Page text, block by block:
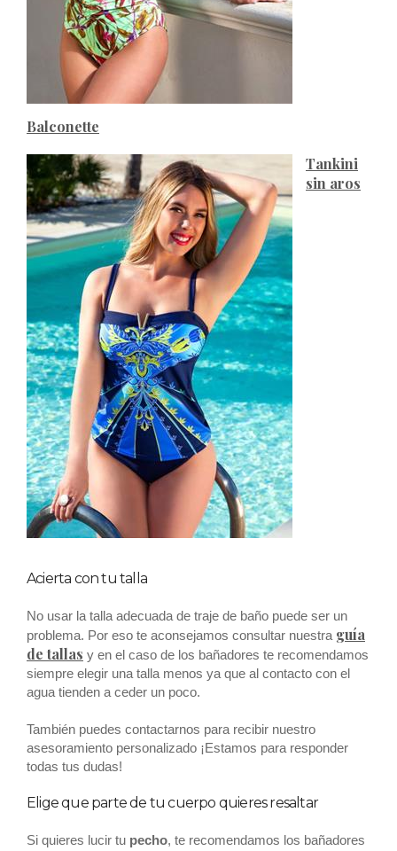
Balconette
Tankini
sin aros
Acierta con tu talla
No usar la talla adecuada de traje de baño puede ser un
problema. Por eso te aconsejamos consultar nuestra guía
de tallas y en el caso de los bañadores te recomendamos
siempre elegir una talla menos ya que al contacto con el
agua tienden a ceder un poco.
También puedes contactarnos para recibir nuestro
asesoramiento personalizado ¡Estamos para responder
todas tus dudas!
Elige que parte de tu cuerpo quieres resaltar
Si quieres lucir tu pecho, te recomendamos los bañadores